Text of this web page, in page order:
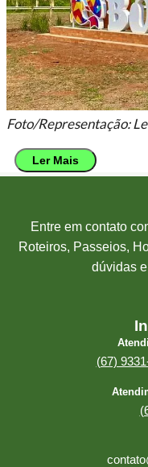
Foto/Representação:
Ler Mais
Entre em contato
Roteiros, Passeios,
dúvidas
(67)